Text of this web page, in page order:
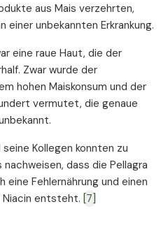
aus Mais verzehrten,
einer unbekannten Erkrankung.
eine raue Haut, die der
Zwar wurde der
hohen Maiskonsum und der
vermutet, die genaue
Kollegen konnten zu
dass die Pellagra
eine Fehlernährung und einen
Niacin entsteht. [7]